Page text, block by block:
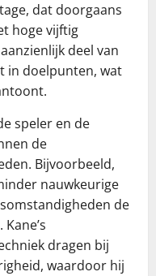
dat doorgaans
hoge vijftig
deel van
in doelpunten, wat
speler en de
de
Bijvoorbeeld,
nauwkeurige
de
dragen bij
waardoor hij